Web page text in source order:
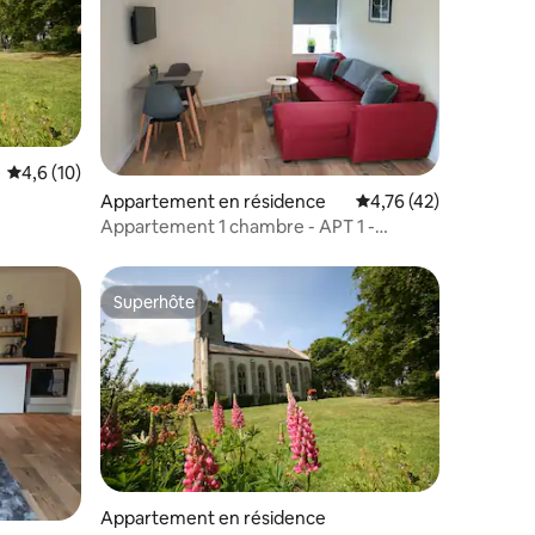
: 4,89 sur 5
Évaluation moyenne sur la base de 10 commentaires : 4,6 sur 5
4,6 (10)
Appartement en résidence Évaluation moyenne
4,76 (42)
Appartement 1 chambre - APT 1 -
Superhôte
Superhôte
Appartement en résidence